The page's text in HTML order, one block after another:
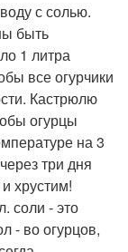
с солью.
быть
1 литра
все огурчики
Кастрюлю
огурцы
на 3
три дня
хрустим!
соли - это
- во огурцов,